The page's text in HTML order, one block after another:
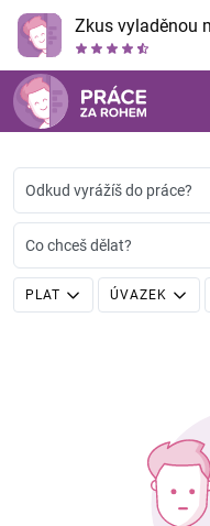
Zkus vyladěnou
Odkud vyrážíš do práce?
Co chceš dělat?
PLAT ÚVAZEK